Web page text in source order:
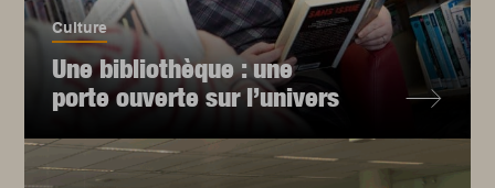
Culture
Une bibliothèque : une
porte ouverte sur l’univers